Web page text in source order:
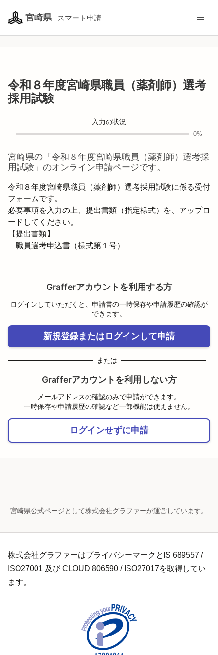
宮崎県 スマート申請
令和８年度宮崎県職員（薬剤師）選考
採用試験
入力の状況
0%
宮崎県の「 令和８年度宮崎県職員（薬剤師）選考採
用試験 」のオンライン申請ページです。
令和８年度宮崎県職員（薬剤師）選考採用試験に係る受付
フォームです。
必要事項を入力の上、提出書類（指定様式）を、アップロ
ードしてください。
【提出書類】
職員選考申込書（様式第１号）
Grafferアカウントを利用する方
ログインしていただくと、申請書の一時保存や申請履歴の確認が
できます。
新規登録またはログインして申請
または
Grafferアカウントを利用しない方
メールアドレスの確認のみで申請ができます。
一時保存や申請履歴の確認など一部機能は使えません。
ログインせずに申請
宮崎県公式ページとして株式会社グラファーが運営しています。
株式会社グラファーはプライバシーマークとIS 689557 /
ISO27001 及び CLOUD 806590 / ISO27017を取得してい
ます。